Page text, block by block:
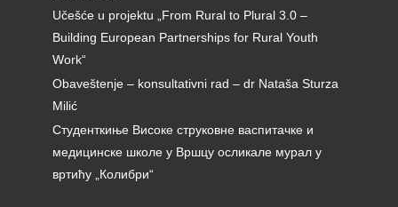
Učešće u projektu „From Rural to Plural 3.0 –
Building European Partnerships for Rural Youth
Work“
Obaveštenje – konsultativni rad – dr Nataša Sturza
Milić
Студенткиње Високе струковне васпитачке и
медицинске школе у Вршцу осликале мурал у
вртићу „Колибри“